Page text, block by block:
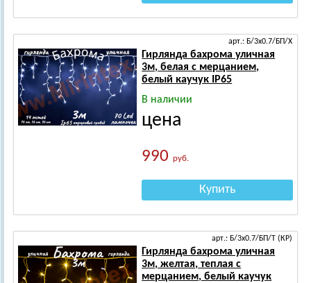
арт.: Б/3х0.7/БП/Х
Гирлянда бахрома уличная
3м, белая с мерцанием,
белый каучук IP65
В наличии
цена
990руб.
Купить
арт.: Б/3х0.7/БП/Т (КР)
Гирлянда бахрома уличная
3м, желтая, теплая с
мерцанием, белый каучук